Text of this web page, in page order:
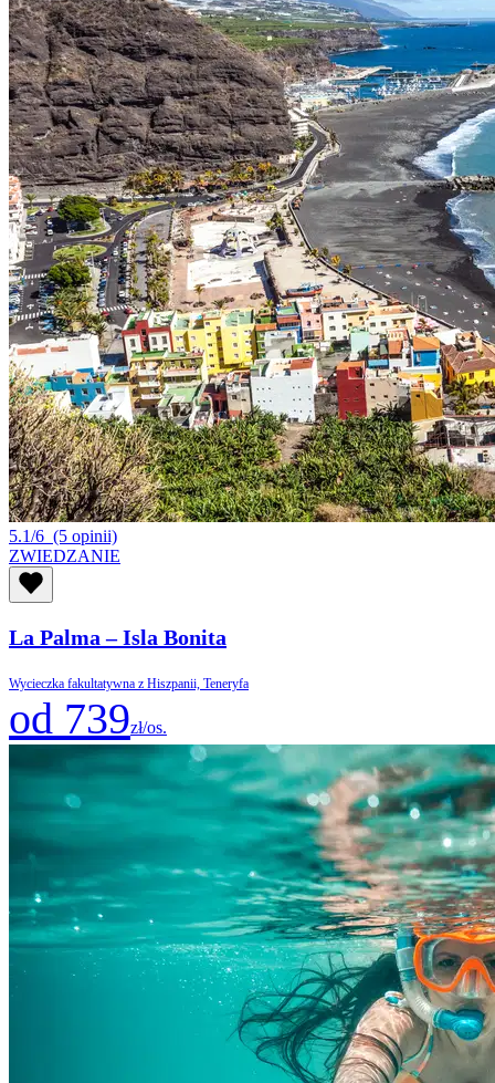
5.1/6 (5 opinii)
ZWIEDZANIE
La Palma – Isla Bonita
Wycieczka fakultatywna z Hiszpanii, Teneryfa
od 739zł/os.